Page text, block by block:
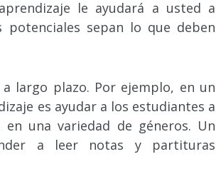
aprendizaje le ayudará a usted a
potenciales sepan lo que deben
largo plazo. Por ejemplo, en un
es ayudar a los estudiantes a
una variedad de géneros. Un
a leer notas y partituras